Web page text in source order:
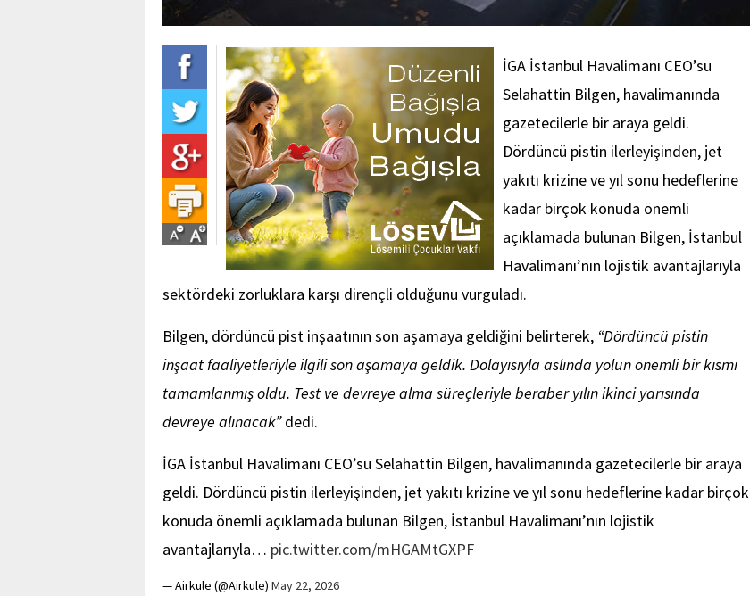
İGA İstanbul Havalimanı CEO’su
Selahattin Bilgen, havalimanında
gazetecilerle bir araya geldi.
Dördüncü pistin ilerleyişinden, jet
yakıtı krizine ve yıl sonu hedeflerine
kadar birçok konuda önemli
açıklamada bulunan Bilgen, İstanbul
Havalimanı’nın lojistik avantajlarıyla
sektördeki zorluklara karşı dirençli olduğunu vurguladı.
Bilgen, dördüncü pist inşaatının son aşamaya geldiğini belirterek, “Dördüncü pistin
inşaat faaliyetleriyle ilgili son aşamaya geldik. Dolayısıyla aslında yolun önemli bir kısmı
tamamlanmış oldu. Test ve devreye alma süreçleriyle beraber yılın ikinci yarısında
devreye alınacak”dedi.
İGA İstanbul Havalimanı CEO’su Selahattin Bilgen, havalimanında gazetecilerle bir araya
geldi. Dördüncü pistin ilerleyişinden, jet yakıtı krizine ve yıl sonu hedeflerine kadar birçok
konuda önemli açıklamada bulunan Bilgen, İstanbul Havalimanı’nın lojistik
avantajlarıyla… pic.twitter.com/mHGAMtGXPF
— Airkule (@Airkule) May 22, 2026